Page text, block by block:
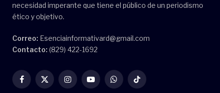
necesidad imperante que tiene el público de un periodismo
ético y objetivo.
Correo: Esenciainformativard@gmail.com
Contacto: (829) 422-1692
Facebook
X
InstagramYouTubeWhatsAppTikTok